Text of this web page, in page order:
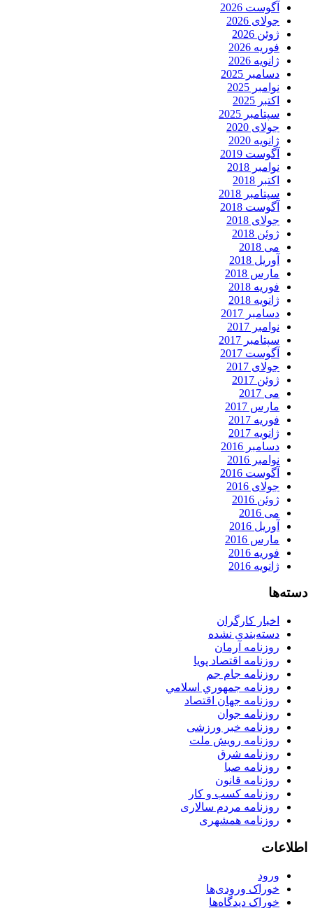
آگوست 2026
جولای 2026
ژوئن 2026
فوریه 2026
ژانویه 2026
دسامبر 2025
نوامبر 2025
اکتبر 2025
سپتامبر 2025
جولای 2020
ژانویه 2020
آگوست 2019
نوامبر 2018
اکتبر 2018
سپتامبر 2018
آگوست 2018
جولای 2018
ژوئن 2018
می 2018
آوریل 2018
مارس 2018
فوریه 2018
ژانویه 2018
دسامبر 2017
نوامبر 2017
سپتامبر 2017
آگوست 2017
جولای 2017
ژوئن 2017
می 2017
مارس 2017
فوریه 2017
ژانویه 2017
دسامبر 2016
نوامبر 2016
آگوست 2016
جولای 2016
ژوئن 2016
می 2016
آوریل 2016
مارس 2016
فوریه 2016
ژانویه 2016
دسته‌ها
اخبار کارگران
دسته‌بندی نشده
روزنامه آرمان
روزنامه اقتصاد پویا
روزنامه جام جم
روزنامه جمهوري اسلامي
روزنامه جهان اقتصاد
روزنامه جوان
روزنامه خبر ورزشى
روزنامه رویش ملت
روزنامه شرق
روزنامه صبا
روزنامه قانون
روزنامه كسب و كار
روزنامه مردم سالاری
روزنامه همشهری
اطلاعات
ورود
خوراک ورودی‌ها
خوراک دیدگاه‌ها